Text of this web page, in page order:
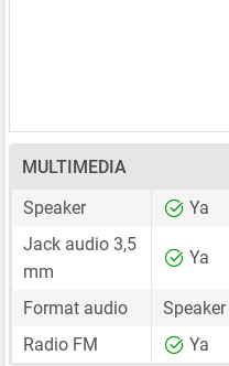
MULTIMEDIA
Speaker
Ya
Jack audio 3,5
mm
Ya
Format audio
Radio FM
Ya